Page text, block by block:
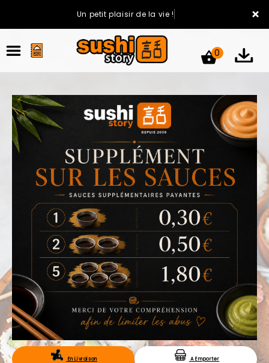
×
Un petit plaisir de la vie !
ACCUEIL
LA CARTE
VOTRE COMPTE
NOTRE RESTAURANT
VOS AVIS
MENTIONS LÉGALES
C.G.V
RÉSERVATION
0
En Livraison A Emporter